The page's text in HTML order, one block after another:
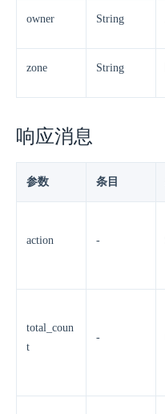
owner String
zone String
响应消息
参数 条目
action -
total_coun
t
-